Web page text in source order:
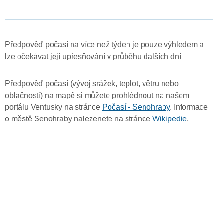
Předpověď počasí na více než týden je pouze výhledem a
lze očekávat její upřesňování v průběhu dalších dní.
Předpověď počasí (vývoj srážek, teplot, větru nebo
oblačnosti) na mapě si můžete prohlédnout na našem
portálu Ventusky na stránce Počasí - Senohraby. Informace
o městě Senohraby nalezenete na stránce Wikipedie.